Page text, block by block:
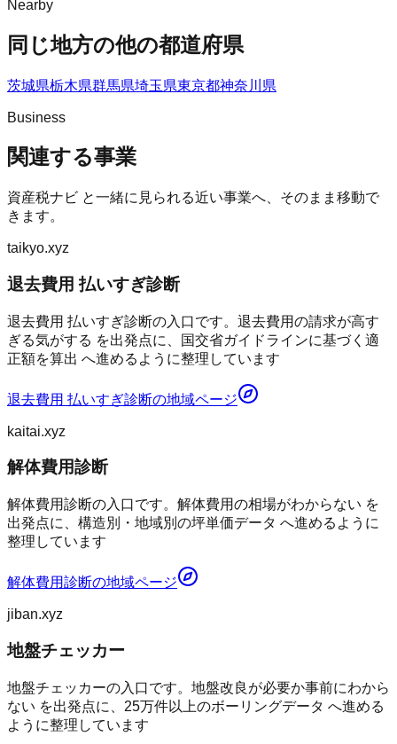
Nearby
同じ地方の他の都道府県
茨城県栃木県群馬県埼玉県東京都神奈川県
Business
関連する事業
資産税ナビ と一緒に見られる近い事業へ、そのまま移動で
きます。
taikyo.xyz
退去費用 払いすぎ診断
退去費用 払いすぎ診断の入口です。退去費用の請求が高す
ぎる気がする を出発点に、国交省ガイドラインに基づく適
正額を算出 へ進めるように整理しています
退去費用 払いすぎ診断の地域ページ
kaitai.xyz
解体費用診断
解体費用診断の入口です。解体費用の相場がわからない を
出発点に、構造別・地域別の坪単価データ へ進めるように
整理しています
解体費用診断の地域ページ
jiban.xyz
地盤チェッカー
地盤チェッカーの入口です。地盤改良が必要か事前にわから
ない を出発点に、25万件以上のボーリングデータ へ進める
ように整理しています